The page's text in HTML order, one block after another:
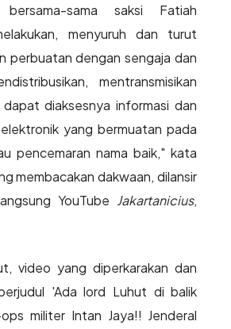
sama saksi Fatiah
menyuruh dan turut
perbuatan dengan sengaja dan
mentransmisikan
diaksesnya informasi dan
yang bermuatan pada
pencemaran nama baik," kata
membacakan dakwaan, dilansir
YouTube Jakartanicius,
video yang diperkarakan dan
'Ada lord Luhut di balik
militer Intan Jaya!! Jenderal